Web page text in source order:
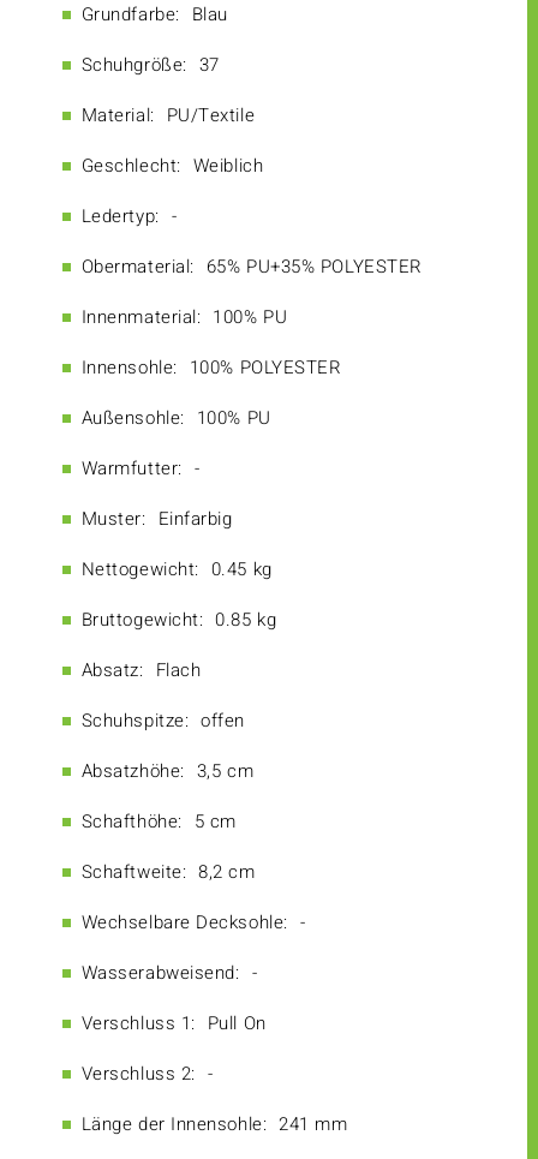
Grundfarbe: Blau
Schuhgröße: 37
Material: PU/Textile
Geschlecht: Weiblich
Ledertyp: -
Obermaterial: 65% PU+35% POLYESTER
Innenmaterial: 100% PU
Innensohle: 100% POLYESTER
Außensohle: 100% PU
Warmfutter: -
Muster: Einfarbig
Nettogewicht: 0.45 kg
Bruttogewicht: 0.85 kg
Absatz: Flach
Schuhspitze: offen
Absatzhöhe: 3,5 cm
Schafthöhe: 5 cm
Schaftweite: 8,2 cm
Wechselbare Decksohle: -
Wasserabweisend: -
Verschluss 1: Pull On
Verschluss 2: -
Länge der Innensohle: 241 mm